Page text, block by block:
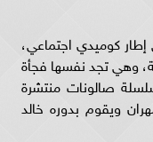
مسلسل صدفه حلقه 2، في إطار كوميدي اجتماعي،
اسمها صدفة 2 عجيبة، وهي تجد نفسها فجأة
صالونات منتشرة
ويقوم بدوره خالد